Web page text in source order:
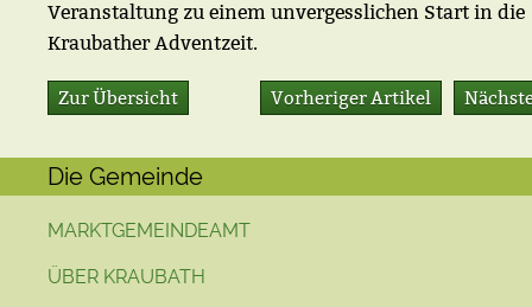
Veranstaltung zu einem unvergesslichen Start in die
Kraubather Adventzeit.
Vorheriger Artikel
Zur Übersicht
Die Gemeinde
MARKTGEMEINDEAMT
ÜBER KRAUBATH